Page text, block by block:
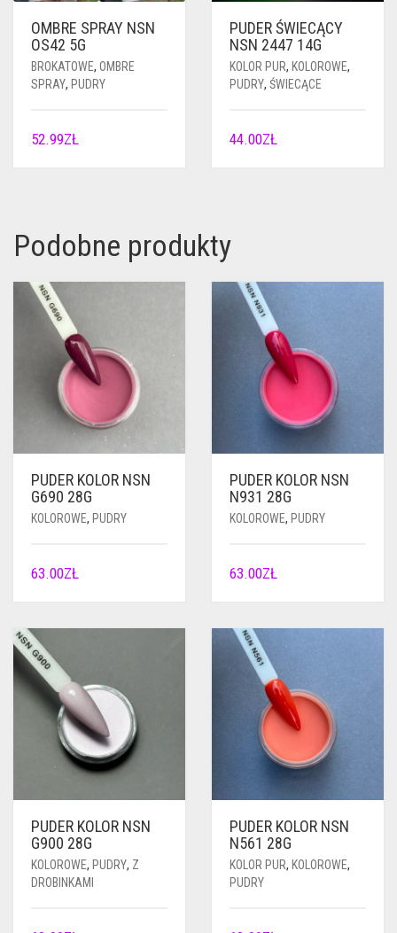
OMBRE SPRAY NSN
OS42 5G
BROKATOWE, OMBRE
SPRAY, PUDRY
52.99ZŁ
PUDER ŚWIECĄCY
NSN 2447 14G
KOLOR PUR, KOLOROWE,
PUDRY, ŚWIECĄCE
44.00ZŁ
Podobne produkty
PUDER KOLOR NSN
G690 28G
KOLOROWE, PUDRY
63.00ZŁ
PUDER KOLOR NSN
N931 28G
KOLOROWE, PUDRY
63.00ZŁ
PUDER KOLOR NSN
G900 28G
KOLOROWE, PUDRY, Z
DROBINKAMI
PUDER KOLOR NSN
N561 28G
KOLOR PUR, KOLOROWE,
PUDRY